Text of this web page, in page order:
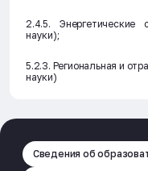
2.4.5.
науки);
5.2.3. Региональная и
науки)
Сведения об